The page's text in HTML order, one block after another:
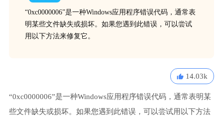
“0xc0000006”是一种Windows应用程序错误代码，通常表
明某些文件缺失或损坏。如果您遇到此错误，可以尝试
用以下方法来修复它。
14.03k
“0xc0000006”是一种Windows应用程序错误代码，通常表明某
些文件缺失或损坏。如果您遇到此错误，可以尝试用以下方法